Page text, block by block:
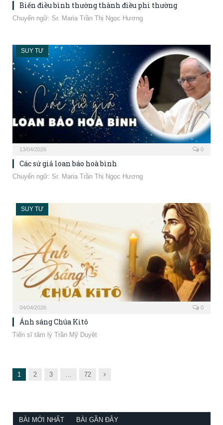
Biến điều bình thường thành điều phi thường
Chuyển ngữ: Sr. Maria Trần Thị Ngọc Hương
SUY TƯ
13/04/2026 0
Các sứ giả loan báo hoà bình
Chuyển ngữ: Sr. Maria Trần Thị Ngọc Hương
SUY TƯ
04/04/2026 0
Ánh sáng Chúa Kitô
Tiến sĩ tâm lý Trần Mỹ Duyệt
1 2 3 72 Next
BÀI MỚI NHẤT BÀI GẦN ĐÂY